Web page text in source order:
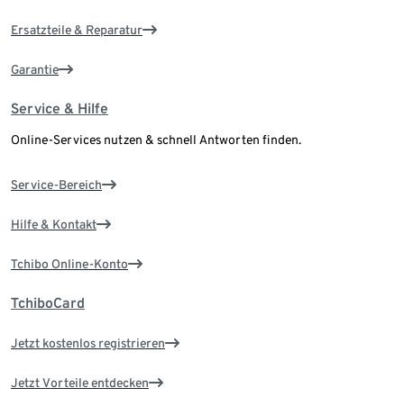
Ersatzteile & Reparatur
Garantie
Service & Hilfe
Online-Services nutzen & schnell Antworten finden.
Service-Bereich
Hilfe & Kontakt
Tchibo Online-Konto
TchiboCard
Jetzt kostenlos registrieren
Jetzt Vorteile entdecken